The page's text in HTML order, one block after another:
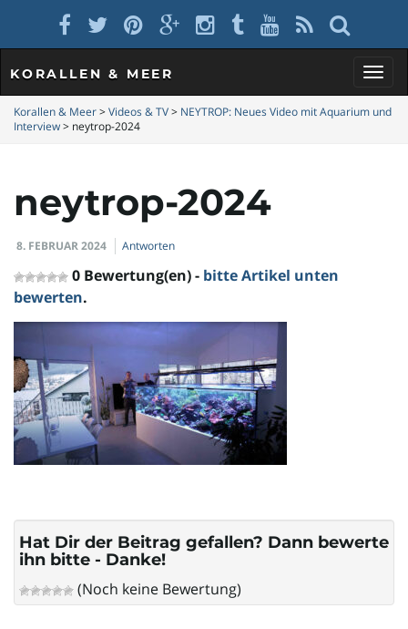
KORALLEN & MEER
Korallen & Meer>Videos & TV> NEYTROP: Neues Video mit Aquarium und
Interview> neytrop-2024
neytrop-2024
8. FEBRUAR 2024 Antworten
0 Bewertung(en) - bitte Artikel unten
bewerten.
Hat Dir der Beitrag gefallen? Dann bewerte
ihn bitte - Danke!
(Noch keine Bewertung)